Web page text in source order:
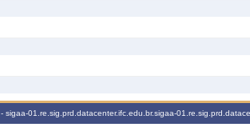
01.re.sig.prd.datacenter.ifc.edu.br.sigaa-